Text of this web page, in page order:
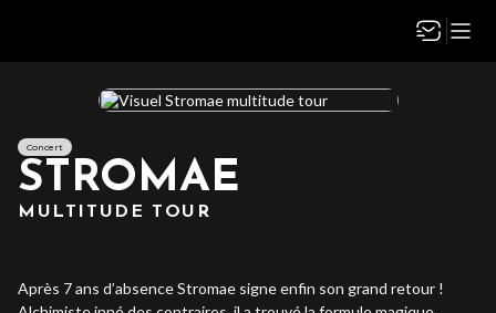
Concert
STROMAE
MULTITUDE TOUR
Après 7 ans d’absence Stromae signe enfin son grand retour !